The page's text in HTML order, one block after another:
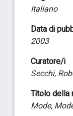
Italiano
Data di
2003
Curatore/i
Secchi,
Titolo della
Mode,